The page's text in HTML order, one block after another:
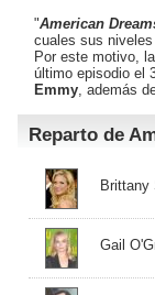
"American
cuales sus
Por este motivo,
último episodio el
Emmy, además
Reparto de
Brittany
Gail